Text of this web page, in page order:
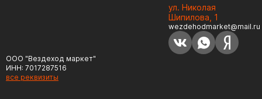
ООО "Вездеход маркет"
ИНН: 7017287516
все реквизиты
ул. Николая
Шипилова, 1
wezdehodmarket@mail.ru